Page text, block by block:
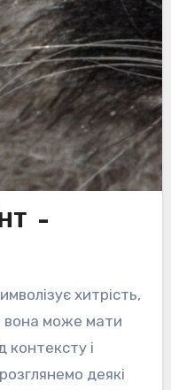
–
хитрість,
вона може мати
контексту і
деякі